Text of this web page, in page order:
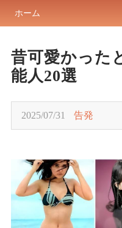
ホーム
昔可愛かった
能人20選
2025/07/31 告発